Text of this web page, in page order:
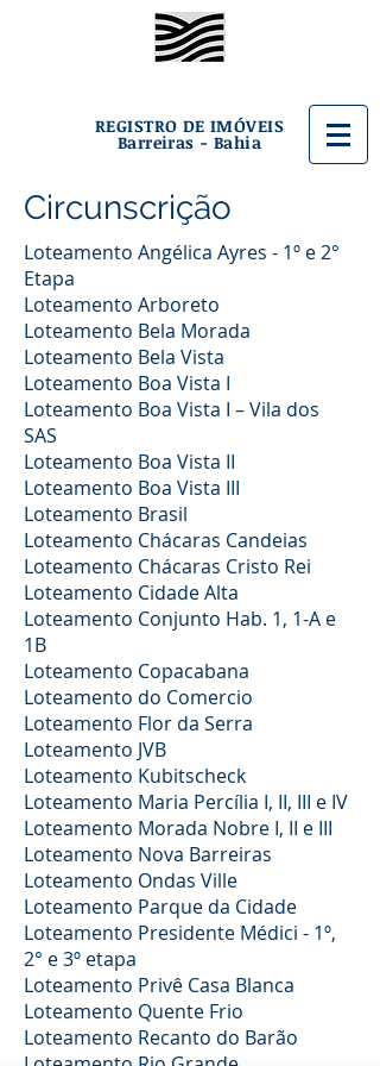
REGISTRO DE IMÓVEIS
Barreiras - Bahia
Circunscrição
Loteamento Angélica Ayres - 1º e 2°
Etapa
Loteamento Arboreto
Loteamento Bela Morada
Loteamento Bela Vista
Loteamento Boa Vista I
Loteamento Boa Vista I – Vila dos
SAS
Loteamento Boa Vista II
Loteamento Boa Vista III
Loteamento Brasil
Loteamento Chácaras Candeias
Loteamento Chácaras Cristo Rei
Loteamento Cidade Alta
Loteamento Conjunto Hab. 1, 1-A e
1B
Loteamento Copacabana
Loteamento do Comercio
Loteamento Flor da Serra
Loteamento JVB
Loteamento Kubitscheck
Loteamento Maria Percília I, II, III e IV
Loteamento Morada Nobre I, II e III
Loteamento Nova Barreiras
Loteamento Ondas Ville
Loteamento Parque da Cidade
Loteamento Presidente Médici - 1º,
2° e 3º etapa
Loteamento Privê Casa Blanca
Loteamento Quente Frio
Loteamento Recanto do Barão